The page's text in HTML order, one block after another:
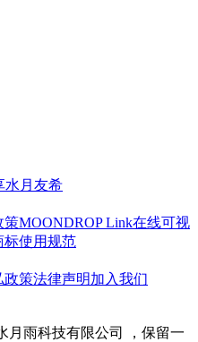
水月友希
策MOONDROP Link在线可视
标使用规范
政策法律声明加入我们
月雨科技有限公司 ，保留一